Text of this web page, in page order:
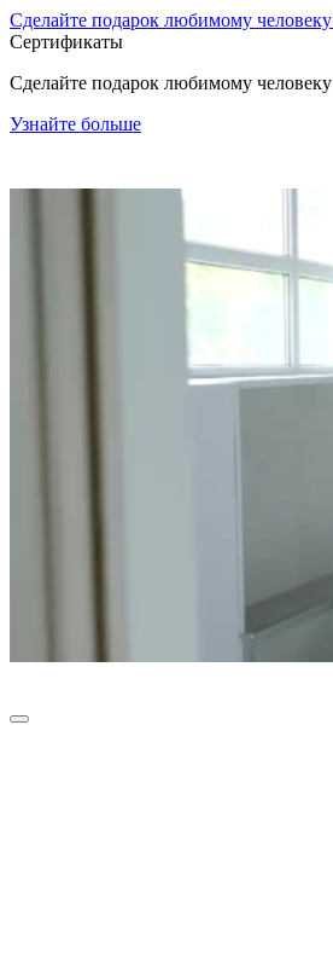
Сделайте подарок любимому человеку
Сертификаты
Сделайте подарок любимому человеку
Узнайте больше